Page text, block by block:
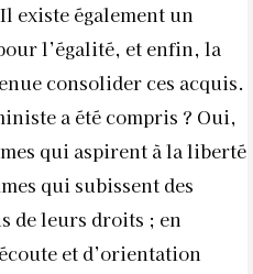
existe également un
l’égalité, et enfin, la
consolider ces acquis.
a été compris ? Oui,
qui aspirent à la liberté
qui subissent des
de leurs droits ; en
et d’orientation